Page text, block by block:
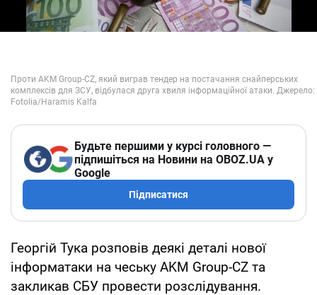
Будьте першими у курсі головного —
підпишіться на Новини на OBOZ.UA у
Google
Підписатися
Георгій Тука розповів деякі деталі нової
інформатаки на чеську AKM Group-CZ та
закликав СБУ провести розслідування.